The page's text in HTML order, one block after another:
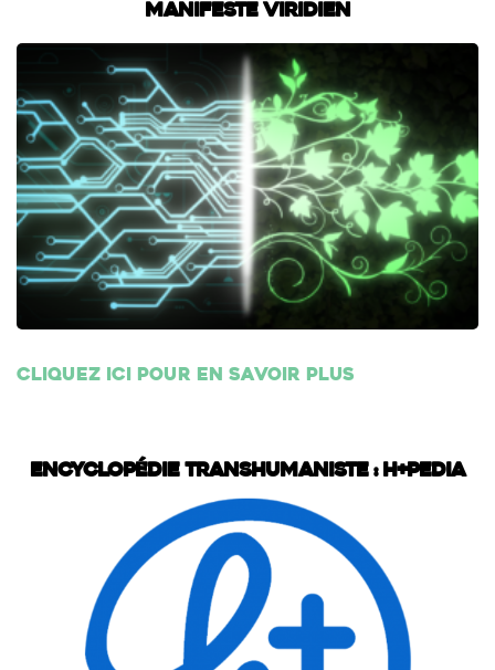
Manifeste Viridien
Cliquez ici pour en savoir plus
Encyclopédie transhumaniste : H+Pedia